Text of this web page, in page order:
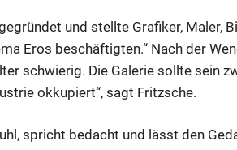
und stellte Grafiker, Maler,
Eros beschäftigten.“ Nach der
schwierig. Die Galerie sollte sein
okkupiert“, sagt Fritzsche.
spricht bedacht und lässt den